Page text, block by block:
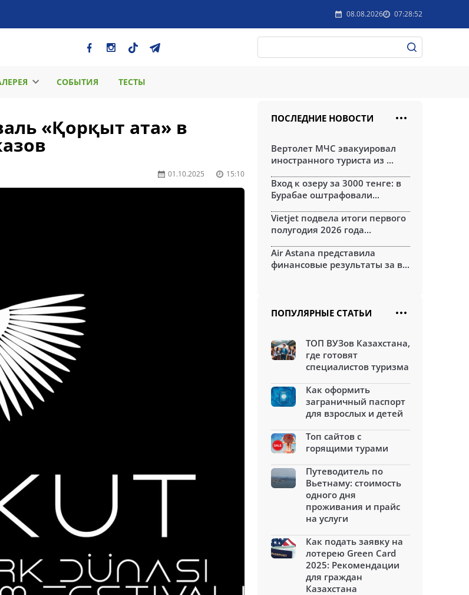
08.08.2026 07:28:52
СОБЫТИЯ ТЕСТЫ
«Қорқыт ата» в
01.10.2025 15:10
ПОСЛЕДНИЕ НОВОСТИ
Вертолет МЧС эвакуировал
иностранного туриста из ...
Вход к озеру за 3000 тенге: в
Бурабае оштрафовали...
Vietjet подвела итоги первого
полугодия 2026 года...
Air Astana представила
финансовые результаты за в...
ПОПУЛЯРНЫЕ СТАТЬИ
ТОП ВУЗов Казахстана,
где готовят
специалистов туризма
Как оформить
заграничный паспорт
для взрослых и детей
Топ сайтов с
горящими турами
Путеводитель по
Вьетнаму: стоимость
одного дня
проживания и прайс
на услуги
Как подать заявку на
лотерею Green Card
2025: Рекомендации
для граждан
Казахстана